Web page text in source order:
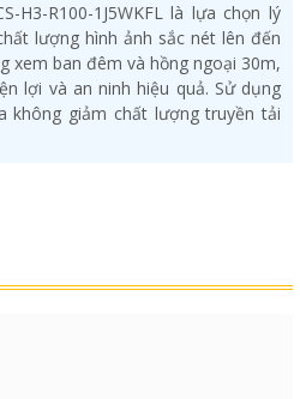
H3-R100-1J5WKFL là lựa chọn lý
lượng hình ảnh sắc nét lên đến
xem ban đêm và hồng ngoại 30m,
lợi và an ninh hiệu quả. Sử dụng
không giảm chất lượng truyền tải